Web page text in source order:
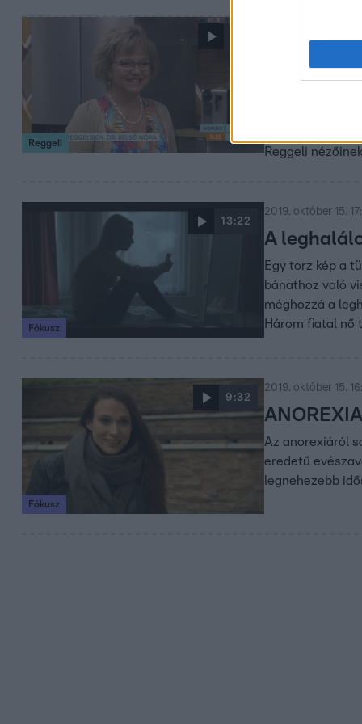
Reggeli
Mentális
karantén
Reggeli
13:22
Fókusz
2019. október 15.
A
Egy torz kép a
bánathoz való
méghozzá a
Három fiatal nő
9:32
Fókusz
2019. október 15.
Az anorexiáról
eredetű
legnehezebb